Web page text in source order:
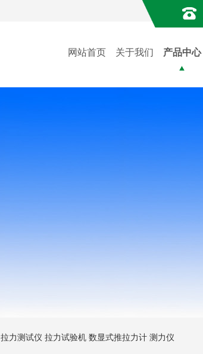
网站首页 关于我们 产品中心
拉力测试仪 拉力试验机 数显式推拉力计 测力仪